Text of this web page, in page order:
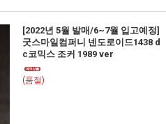
[2022년 5월 발매/6~7월 입고예정]
굿스마일컴퍼니 넨도로이드1438 d
c코믹스 조커 1989 ver
(품절)